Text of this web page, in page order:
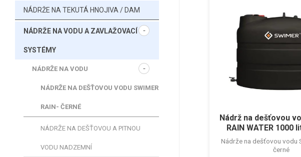
NÁDRŽE NA TEKUTÁ HNOJIVA / DAM
NÁDRŽE NA VODU A ZAVLAŽOVACÍ
SYSTÉMY
NÁDRŽE NA VODU
NÁDRŽE NA DEŠŤOVOU VODU SWIMER
RAIN- ČERNÉ
NÁDRŽE NA DEŠŤOVOU A PITNOU
VODU NADZEMNÍ
Nádrž na dešťovou
RAIN WATER 1000
Nádrže na dešťovou vodu
černé